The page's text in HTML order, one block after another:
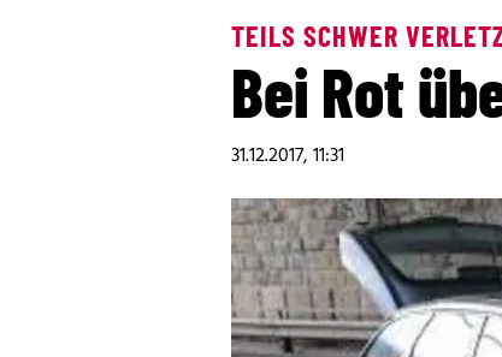
TEILS SCHWER
Bei Rot
31.12.2017, 11:31